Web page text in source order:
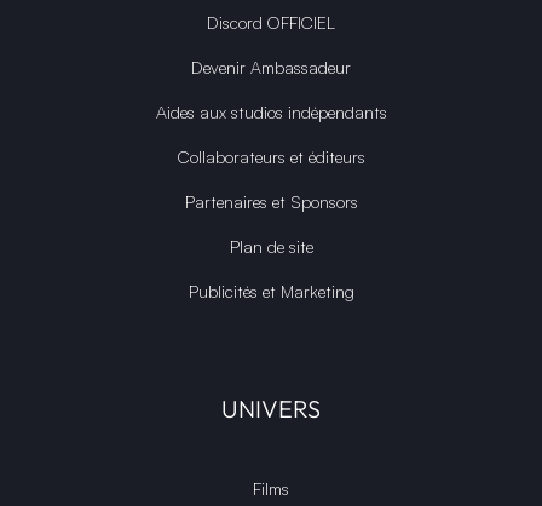
Discord OFFICIEL
Devenir Ambassadeur
Aides aux studios indépendants
Collaborateurs et éditeurs
Partenaires et Sponsors
Plan de site
Publicités et Marketing
UNIVERS
Films